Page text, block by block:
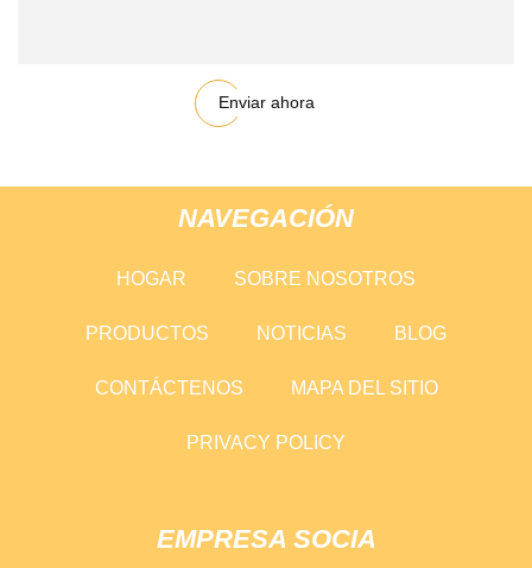
Enviar ahora
NAVEGACIÓN
HOGAR SOBRE NOSOTROS
PRODUCTOS NOTICIAS BLOG
CONTÁCTENOS MAPA DEL SITIO
PRIVACY POLICY
EMPRESA SOCIA